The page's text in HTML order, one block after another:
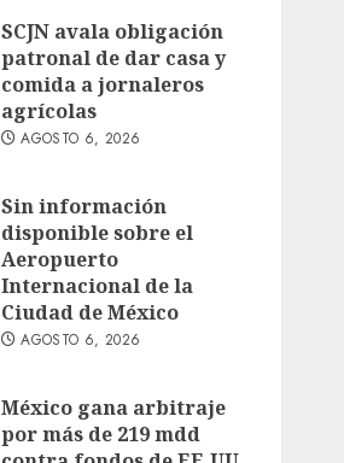
SCJN avala obligación
patronal de dar casa y
comida a jornaleros
agrícolas
AGOSTO 6, 2026
Sin información
disponible sobre el
Aeropuerto
Internacional de la
Ciudad de México
AGOSTO 6, 2026
México gana arbitraje
por más de 219 mdd